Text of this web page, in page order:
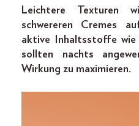
Leichtere Texturen
schwereren Cremes
aktive Inhaltsstoffe
sollten nachts
Wirkung zu maximieren.